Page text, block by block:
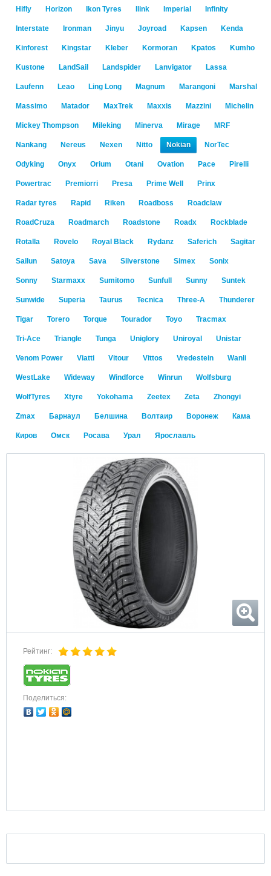
Hifly Horizon Ikon Tyres Ilink Imperial Infinity
Interstate Ironman Jinyu Joyroad Kapsen Kenda
Kinforest Kingstar Kleber Kormoran Kpatos Kumho
Kustone LandSail Landspider Lanvigator Lassa
Laufenn Leao Ling Long Magnum Marangoni Marshal
Massimo Matador MaxTrek Maxxis Mazzini Michelin
Mickey Thompson Mileking Minerva Mirage MRF
Nankang Nereus Nexen Nitto Nokian NorTec
Odyking Onyx Orium Otani Ovation Pace Pirelli
Powertrac Premiorri Presa Prime Well Prinx
Radar tyres Rapid Riken Roadboss Roadclaw
RoadCruza Roadmarch Roadstone Roadx Rockblade
Rotalla Rovelo Royal Black Rydanz Saferich Sagitar
Sailun Satoya Sava Silverstone Simex Sonix
Sonny Starmaxx Sumitomo Sunfull Sunny Suntek
Sunwide Superia Taurus Tecnica Three-A Thunderer
Tigar Torero Torque Tourador Toyo Tracmax
Tri-Ace Triangle Tunga Uniglory Uniroyal Unistar
Venom Power Viatti Vitour Vittos Vredestein Wanli
WestLake Wideway Windforce Winrun Wolfsburg
WolfTyres Xtyre Yokohama Zeetex Zeta Zhongyi
Zmax Барнаул Белшина Волтаир Воронеж Кама
Киров Омск Росава Урал Ярославль
Рейтинг:
Поделиться: